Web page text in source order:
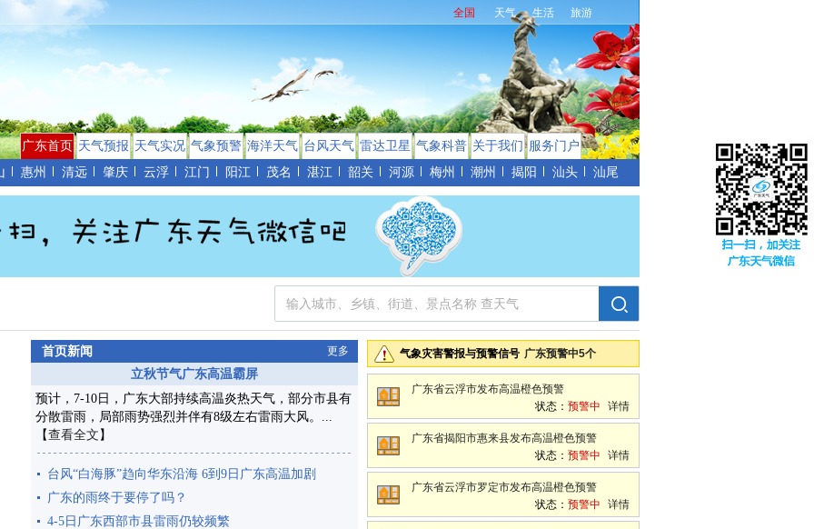
全国 天气 生活 旅游
广东首页 天气预报 天气实况 气象预警 海洋天气 台风天气 雷达卫星 气象科普 关于我们 服务门户
惠州 清远 肇庆 云浮 江门 阳江 茂名 湛江 韶关 河源 梅州 潮州 揭阳 汕头 汕尾
更多
首页新闻
立秋节气广东高温霸屏
预计，7-10日，广东大部持续高温炎热天气，部分市县有
分散雷雨，局部雨势强烈并伴有8级左右雷雨大风。...
【查看全文 】
台风“白海豚”趋向华东沿海 6到9日广东高温加剧
广东的雨终于要停了吗？
4-5日广东西部市县雷雨仍较频繁
气象灾害警报与预警信号 广东预警中5个
广东省云浮市发布高温橙色预警
状态： 预警中 详情
广东省揭阳市惠来县发布高温橙色预警
状态： 预警中 详情
广东省云浮市罗定市发布高温橙色预警
状态： 预警中 详情